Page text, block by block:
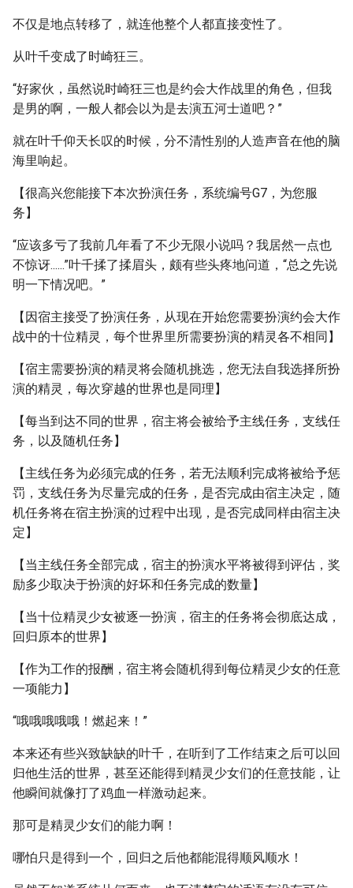
不仅是地点转移了，就连他整个人都直接变性了。
从叶千变成了时崎狂三。
“好家伙，虽然说时崎狂三也是约会大作战里的角色，但我
是男的啊，一般人都会以为是去演五河士道吧？”
就在叶千仰天长叹的时候，分不清性别的人造声音在他的脑
海里响起。
【很高兴您能接下本次扮演任务，系统编号G7，为您服
务】
“应该多亏了我前几年看了不少无限小说吗？我居然一点也
不惊讶......”叶千揉了揉眉头，颇有些头疼地问道，“总之先说
明一下情况吧。”
【因宿主接受了扮演任务，从现在开始您需要扮演约会大作
战中的十位精灵，每个世界里所需要扮演的精灵各不相同】
【宿主需要扮演的精灵将会随机挑选，您无法自我选择所扮
演的精灵，每次穿越的世界也是同理】
【每当到达不同的世界，宿主将会被给予主线任务，支线任
务，以及随机任务】
【主线任务为必须完成的任务，若无法顺利完成将被给予惩
罚，支线任务为尽量完成的任务，是否完成由宿主决定，随
机任务将在宿主扮演的过程中出现，是否完成同样由宿主决
定】
【当主线任务全部完成，宿主的扮演水平将被得到评估，奖
励多少取决于扮演的好坏和任务完成的数量】
【当十位精灵少女被逐一扮演，宿主的任务将会彻底达成，
回归原本的世界】
【作为工作的报酬，宿主将会随机得到每位精灵少女的任意
一项能力】
“哦哦哦哦哦！燃起来！”
本来还有些兴致缺缺的叶千，在听到了工作结束之后可以回
归他生活的世界，甚至还能得到精灵少女们的任意技能，让
他瞬间就像打了鸡血一样激动起来。
那可是精灵少女们的能力啊！
哪怕只是得到一个，回归之后他都能混得顺风顺水！